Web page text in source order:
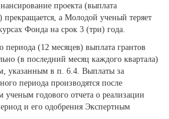
проекта (выплата
прекращается, а Молодой ученый теряет
Фонда на срок 3 (три) года.
периода (12 месяцев) выплата грантов
(в последний месяц каждого квартала)
указанным в п. 6.4. Выплаты за
периода производятся после
годового отчета о реализации
и его одобрения Экспертным